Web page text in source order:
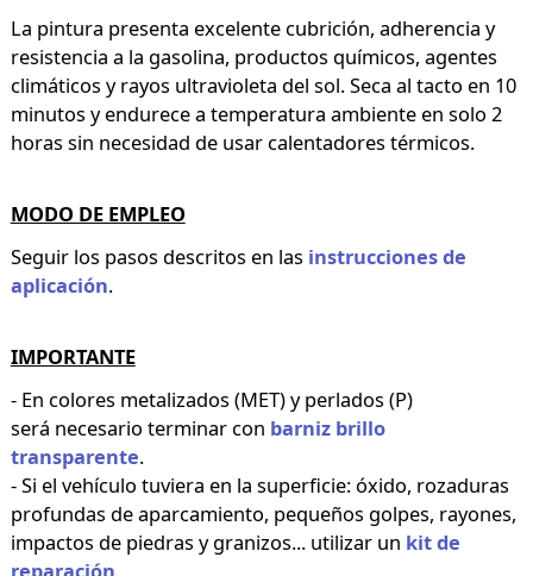
La pintura presenta excelente cubrición, adherencia y
resistencia a la gasolina, productos químicos, agentes
climáticos y rayos ultravioleta del sol. Seca al tacto en 10
minutos y endurece a temperatura ambiente en solo 2
horas sin necesidad de usar calentadores térmicos.
MODO DE EMPLEO
Seguir los pasos descritos en las instrucciones de
aplicación.
IMPORTANTE
- En colores metalizados (MET) y perlados (P)
será necesario terminar con barniz brillo
transparente.
- Si el vehículo tuviera en la superficie: óxido, rozaduras
profundas de aparcamiento, pequeños golpes, rayones,
impactos de piedras y granizos... utilizar un kit de